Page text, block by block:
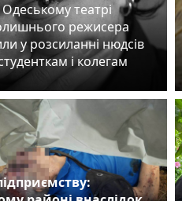
театрі
режисера
у розсиланні нюдсів
і колегам